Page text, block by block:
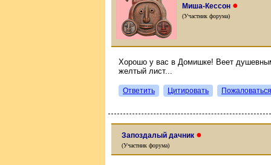
Миша-Кессон ●
(Участник форума)
Хорошо у вас в Домишке! Веет
желтый лист...
Ответить Цитировать Пожаловаться
Запоздалый дачник ●
(Участник форума)